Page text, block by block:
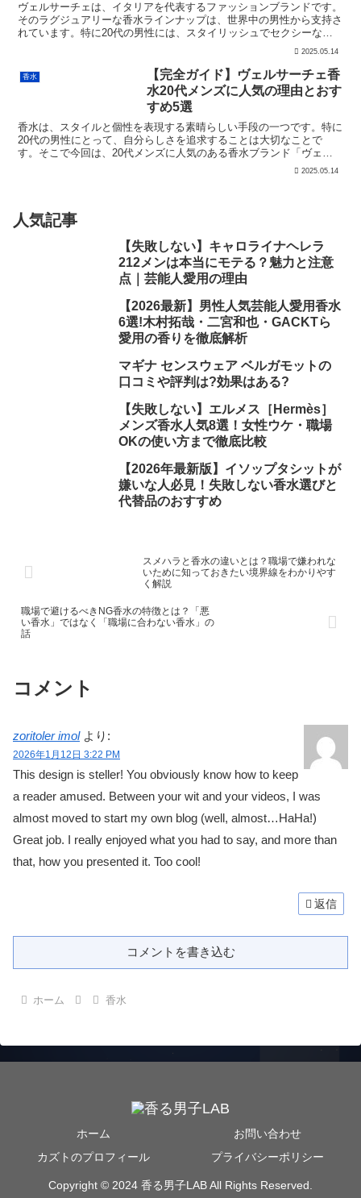
ヴェルサーチェは、イタリアを代表するファッションブランドです。
そのラグジュアリーな香水ラインナップは、世界中の男性から支持さ
れています。特に20代の男性には、スタイリッシュでセクシーなヴ
ェルサーチェの香水が人気があります。今回はそんなヴェル...2025.05.14
香水
【完全ガイド】ヴェルサーチェ香
水20代メンズに人気の理由とおす
すめ5選
香水は、スタイルと個性を表現する素晴らしい手段の一つです。特に
20代の男性にとって、自分らしさを追求することは大切なことで
す。そこで今回は、20代メンズに人気のある香水ブランド「ヴェル
サーチェ」に焦点を当て、香水の魅力や選び方のポイント、お...2025.05.14
人気記事
【失敗しない】キャロライナヘレラ
212メンは本当にモテる？魅力と注意
点｜芸能人愛用の理由
【2026最新】男性人気芸能人愛用香水
6選!木村拓哉・二宮和也・GACKTら
愛用の香りを徹底解析
マギナ センスウェア ベルガモットの
口コミや評判は?効果はある?
【失敗しない】エルメス［Hermès］
メンズ香水人気8選！女性ウケ・職場
OKの使い方まで徹底比較
【2026年最新版】イソップタシットが
嫌いな人必見！失敗しない香水選びと
代替品のおすすめ
スメハラと香水の違いとは？職場で嫌われな
いために知っておきたい境界線をわかりやす
く解説
職場で避けるべきNG香水の特徴とは？「悪
い香水」ではなく「職場に合わない香水」の
話
コメント
zoritoler imol より:
2026年1月12日 3:22 PM
This design is steller! You obviously know how to keep
a reader amused. Between your wit and your videos, I was
almost moved to start my own blog (well, almost…HaHa!)
Great job. I really enjoyed what you had to say, and more than
that, how you presented it. Too cool!
返信
コメントを書き込む
ホーム 香水
ホーム
お問い合わせ
カズトのプロフィール
プライバシーポリシー
Copyright © 2024 香る男子LAB All Rights Reserved.